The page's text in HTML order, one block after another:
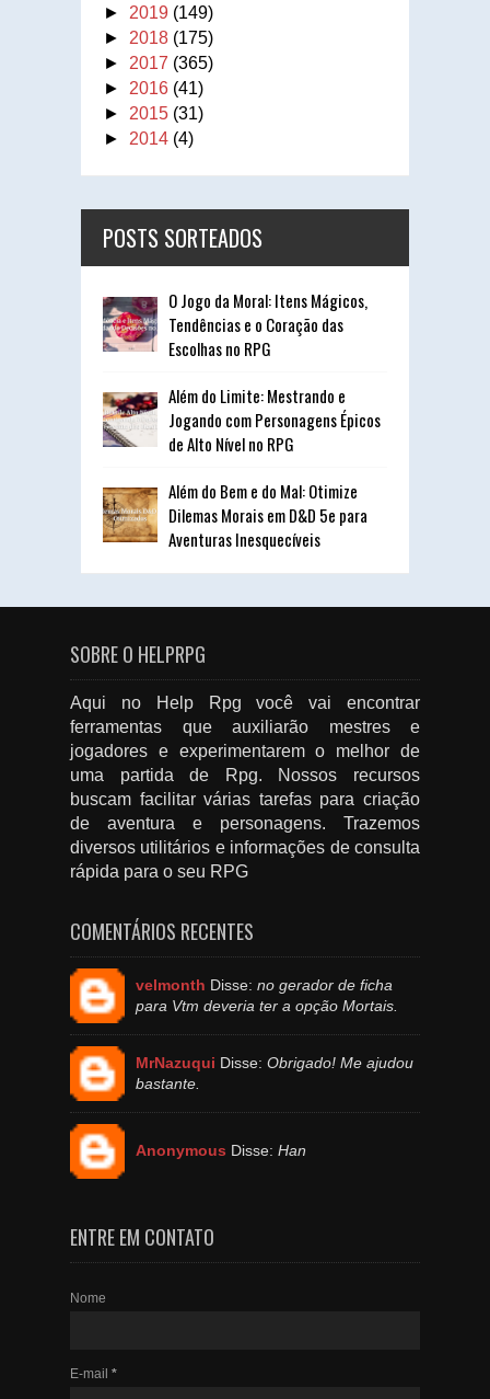
► 2019 (149)
► 2018 (175)
► 2017 (365)
► 2016 (41)
► 2015 (31)
► 2014 (4)
POSTS SORTEADOS
O Jogo da Moral: Itens Mágicos,
Tendências e o Coração das
Escolhas no RPG
Além do Limite: Mestrando e
Jogando com Personagens Épicos
de Alto Nível no RPG
Além do Bem e do Mal: Otimize
Dilemas Morais em D&D 5e para
Aventuras Inesquecíveis
SOBRE O HELPRPG
Aqui no Help Rpg você vai encontrar
ferramentas que auxiliarão mestres e
jogadores e experimentarem o melhor de
uma partida de Rpg. Nossos recursos
buscam facilitar várias tarefas para criação
de aventura e personagens. Trazemos
diversos utilitários e informações de consulta
rápida para o seu RPG
COMENTÁRIOS RECENTES
velmonth Disse: no gerador de ficha
para Vtm deveria ter a opção Mortais.
MrNazuqui Disse: Obrigado! Me ajudou
bastante.
Anonymous Disse: Han
ENTRE EM CONTATO
Nome
E-mail *